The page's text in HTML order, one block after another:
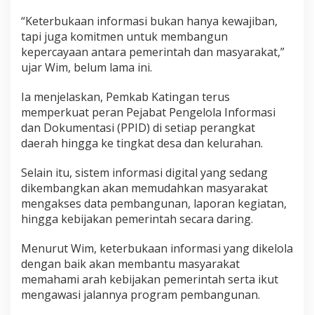
“Keterbukaan informasi bukan hanya kewajiban,
tapi juga komitmen untuk membangun
kepercayaan antara pemerintah dan masyarakat,”
ujar Wim, belum lama ini.
Ia menjelaskan, Pemkab Katingan terus
memperkuat peran Pejabat Pengelola Informasi
dan Dokumentasi (PPID) di setiap perangkat
daerah hingga ke tingkat desa dan kelurahan.
Selain itu, sistem informasi digital yang sedang
dikembangkan akan memudahkan masyarakat
mengakses data pembangunan, laporan kegiatan,
hingga kebijakan pemerintah secara daring.
Menurut Wim, keterbukaan informasi yang dikelola
dengan baik akan membantu masyarakat
memahami arah kebijakan pemerintah serta ikut
mengawasi jalannya program pembangunan.